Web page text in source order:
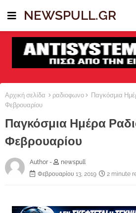
NEWSPULL.GR
Αρχική σελίδα ραδιοφωνο
Παγκόσμια
Φεβρουαρίου
Παγκόσμια Ημέρα
Φεβρουαρίου
Author -
newspull
Φεβρουαρίου 13, 2019
2 minute